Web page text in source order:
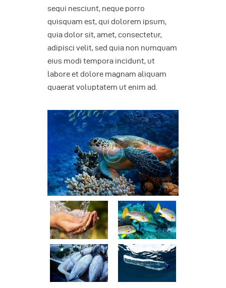
sequi nesciunt, neque porro
quisquam est, qui dolorem ipsum,
quia dolor sit, amet, consectetur,
adipisci velit, sed quia non numquam
eius modi tempora incidunt, ut
labore et dolore magnam aliquam
quaerat voluptatem ut enim ad.